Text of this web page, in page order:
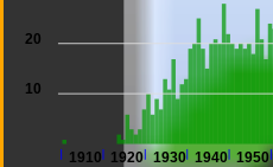
1910 1920 1930 1940 1950
10
20